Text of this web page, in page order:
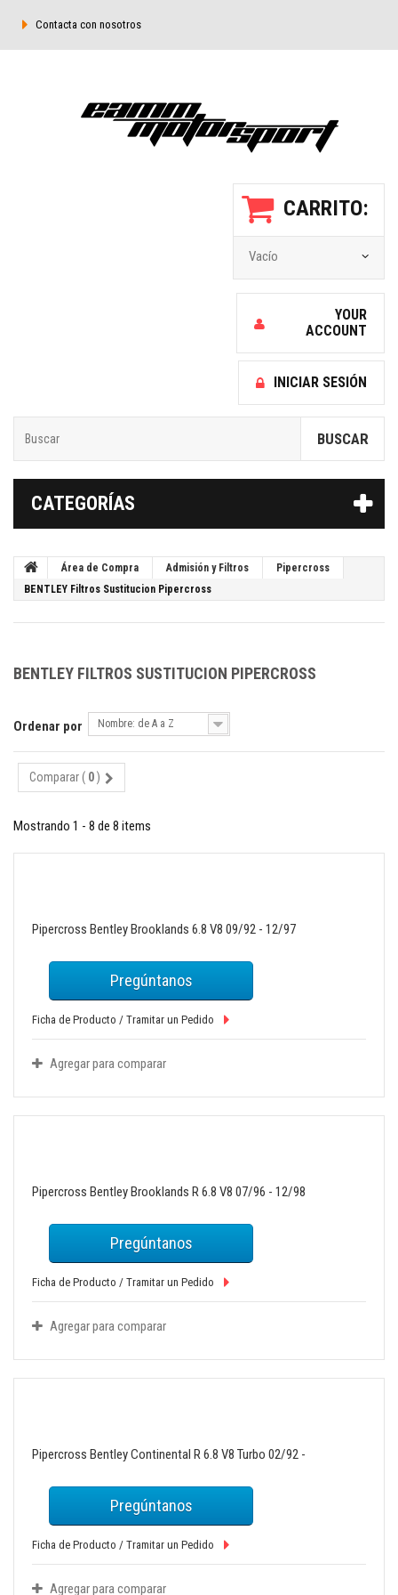
Contacta con nosotros
CARRITO:
Vacío
YOUR
ACCOUNT
INICIAR SESIÓN
BUSCAR
CATEGORÍAS
Área de Compra Admisión y Filtros
Pipercross
BENTLEY Filtros Sustitucion Pipercross
BENTLEY FILTROS SUSTITUCION PIPERCROSS
Ordenar por Nombre: de A a Z
Comparar ( 0)
Mostrando 1 - 8 de 8 items
Pipercross Bentley Brooklands 6.8 V8 09/92 - 12/97
Pregúntanos
Ficha de Producto / Tramitar un Pedido
Agregar para comparar
Pipercross Bentley Brooklands R 6.8 V8 07/96 - 12/98
Pregúntanos
Ficha de Producto / Tramitar un Pedido
Agregar para comparar
Pipercross Bentley Continental R 6.8 V8 Turbo 02/92 -
Pregúntanos
Ficha de Producto / Tramitar un Pedido
Agregar para comparar